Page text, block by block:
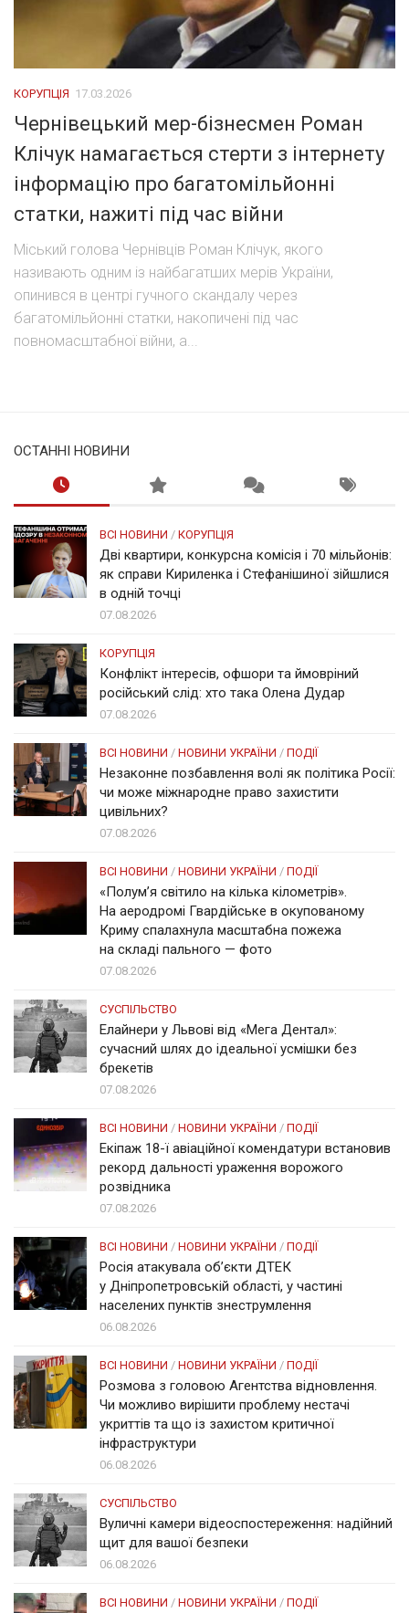
КОРУПЦІЯ 17.03.2026
Чернівецький мер-бізнесмен Роман
Клічук намагається стерти з інтернету
інформацію про багатомільйонні
статки, нажиті під час війни
Міський голова Чернівців Роман Клічук, якого
називають одним із найбагатших мерів України,
опинився в центрі гучного скандалу через
багатомільйонні статки, накопичені під час
повномасштабної війни, а...
ОСТАННІ НОВИНИ
ВСІ НОВИНИ / КОРУПЦІЯ
Дві квартири, конкурсна комісія і 70 мільйонів:
як справи Кириленка і Стефанішиної зійшлися
в одній точці
07.08.2026
КОРУПЦІЯ
Конфлікт інтересів, офшори та ймовріний
російський слід: хто така Олена Дудар
07.08.2026
ВСІ НОВИНИ / НОВИНИ УКРАЇНИ / ПОДІЇ
Незаконне позбавлення волі як політика Росії:
чи може міжнародне право захистити
цивільних?
07.08.2026
ВСІ НОВИНИ / НОВИНИ УКРАЇНИ / ПОДІЇ
«Полум’я світило на кілька кілометрів».
На аеродромі Гвардійське в окупованому
Криму спалахнула масштабна пожежа
на складі пального — фото
07.08.2026
СУСПІЛЬСТВО
Елайнери у Львові від «Мега Дентал»:
сучасний шлях до ідеальної усмішки без
брекетів
07.08.2026
ВСІ НОВИНИ / НОВИНИ УКРАЇНИ / ПОДІЇ
Екіпаж 18-ї авіаційної комендатури встановив
рекорд дальності ураження ворожого
розвідника
07.08.2026
ВСІ НОВИНИ / НОВИНИ УКРАЇНИ / ПОДІЇ
Росія атакувала об’єкти ДТЕК
у Дніпропетровській області, у частині
населених пунктів знеструмлення
06.08.2026
ВСІ НОВИНИ / НОВИНИ УКРАЇНИ / ПОДІЇ
Розмова з головою Агентства відновлення.
Чи можливо вирішити проблему нестачі
укриттів та що із захистом критичної
інфраструктури
06.08.2026
СУСПІЛЬСТВО
Вуличні камери відеоспостереження: надійний
щит для вашої безпеки
06.08.2026
ВСІ НОВИНИ / НОВИНИ УКРАЇНИ / ПОДІЇ